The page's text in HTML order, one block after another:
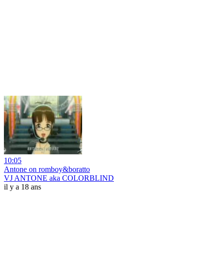
10:05
Antone on romboy&boratto
VJ ANTONE aka COLORBLIND
il y a 18 ans